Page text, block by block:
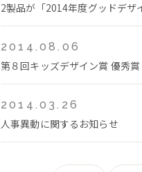
2製品が「2014年度グッドデザ
2014.08.06
第８回キッズデザイン賞 優秀
2014.03.26
人事異動に関するお知らせ